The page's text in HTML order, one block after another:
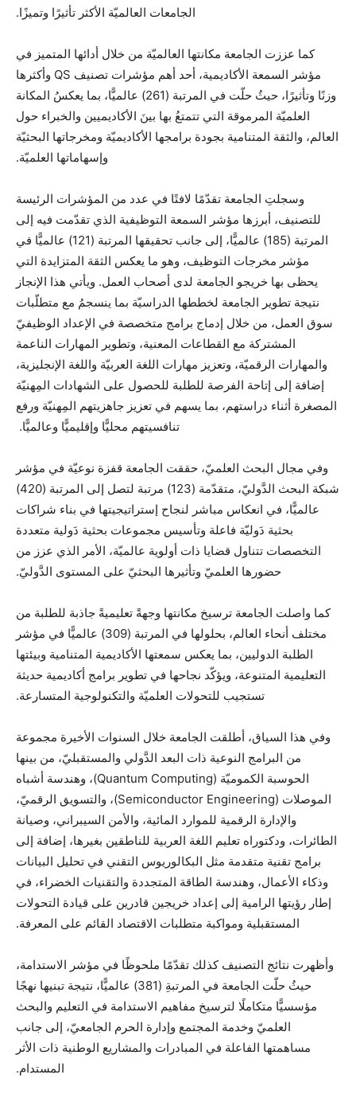
الجامعات العالميّة الأكثر تأثيرًا وتميزًا.
كما عززت الجامعة مكانتها العالميّة من خلال أدائها المتميز في
مؤشر السمعة الأكاديمية، أحد أهم مؤشرات تصنيف QS وأكثرها
وزنًا وتأثيرًا، حيثُ حلّت في المرتبة (261) عالميًّا، بما يعكسُ المكانة
العلميّة المرموقة التي تتمتعُ بها بينَ الأكاديميين والخبراء حول
العالم، والثقة المتنامية بجودة برامجها الأكاديميّة ومخرجاتها البحثيّة
وإسهاماتها العلميّة.
وسجلتِ الجامعة تقدّمًا لافتًا في عدد من المؤشرات الرئيسة
للتصنيف، أبرزها مؤشر السمعة التوظيفية الذي تقدّمت فيه إلى
المرتبة (185) عالميًّا، إلى جانب تحقيقها المرتبة (121) عالميًّا في
مؤشر مخرجات التوظيف، وهو ما يعكس الثقة المتزايدة التي
يحظى بها خريجو الجامعة لدى أصحاب العمل. ويأتي هذا الإنجاز
نتيجة تطوير الجامعة لخططها الدراسيّة بما ينسجمُ مع متطلّبات
سوق العمل، من خلال إدماج برامج متخصصة في الإعداد الوظيفيّ
المشتركة مع القطاعات المعنية، وتطوير المهارات الناعمة
والمهارات الرقميّة، وتعزيز مهارات اللغة العربيّة واللغة الإنجليزية،
إضافة إلى إتاحة الفرصة للطلبة للحصول على الشهادات المِهنيّة
المصغرة أثناء دراستهم، بما يسهم في تعزيز جاهزيتهم المِهنيّة ورفع
تنافسيتهم محليًّا وإقليميًّا وعالميًّا.
وفي مجال البحث العلميّ، حققت الجامعة قفزة نوعيّة في مؤشر
شبكة البحث الدَّوليّ، متقدّمة (123) مرتبة لتصل إلى المرتبة (420)
عالميًّا، في انعكاس مباشر لنجاح إستراتيجيتها في بناء شراكات
بحثية دَوليّة فاعلة وتأسيس مجموعات بحثية دَولية متعددة
التخصصات تتناول قضايا ذات أولوية عالميّة، الأمر الذي عزز من
حضورها العلميّ وتأثيرها البحثيّ على المستوى الدَّوليّ.
كما واصلت الجامعة ترسيخ مكانتها وجهةً تعليميةً جاذبة للطلبة من
مختلف أنحاء العالم، بحلولها في المرتبة (309) عالميًّا في مؤشر
الطلبة الدوليين، بما يعكس سمعتها الأكاديمية المتنامية وبيئتها
التعليمية المتنوعة، ويؤكّد نجاحها في تطوير برامج أكاديمية حديثة
تستجيب للتحولات العلميّة والتكنولوجية المتسارعة.
وفي هذا السياق، أطلقت الجامعة خلال السنوات الأخيرة مجموعة
من البرامج النوعية ذات البعد الدَّولي والمستقبليّ، من بينها
الحوسبة الكموميّة (Quantum Computing)، وهندسة أشباه
الموصلات (Semiconductor Engineering)، والتسويق الرقميّ،
والإدارة الرقمية للموارد المائية، والأمن السيبراني، وصيانة
الطائرات، ودكتوراه تعليم اللغة العربية للناطقين بغيرها، إضافة إلى
برامج تقنية متقدمة مثل البكالوريوس التقني في تحليل البيانات
وذكاء الأعمال، وهندسة الطاقة المتجددة والتقنيات الخضراء، في
إطار رؤيتها الرامية إلى إعداد خريجين قادرين على قيادة التحولات
المستقبلية ومواكبة متطلبات الاقتصاد القائم على المعرفة.
وأظهرت نتائج التصنيف كذلك تقدّمًا ملحوظًا في مؤشر الاستدامة،
حيثُ حلّت الجامعة في المرتبةِ (381) عالميًّا، نتيجة تبنيها نهجًا
مؤسسيًّا متكاملًا لترسيخ مفاهيم الاستدامة في التعليم والبحث
العلميّ وخدمة المجتمع وإدارة الحرم الجامعيّ، إلى جانب
مساهمتها الفاعلة في المبادرات والمشاريع الوطنية ذات الأثر
المستدام.